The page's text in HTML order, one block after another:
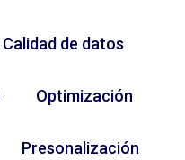
Calidad de datos
Optimización
Presonalización